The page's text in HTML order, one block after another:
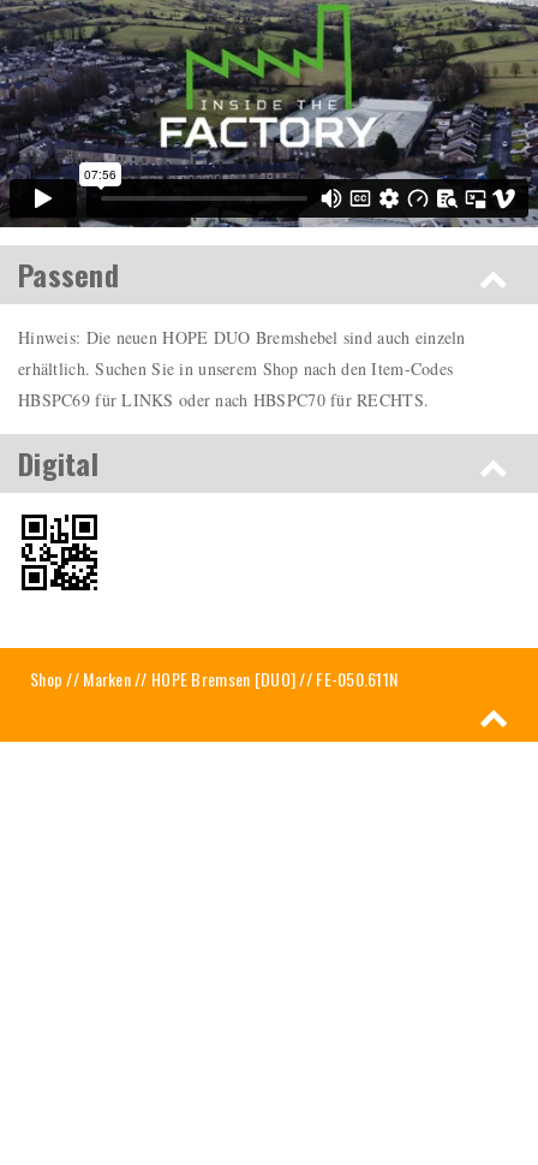
Passend
Hinweis: Die neuen HOPE DUO Bremshebel sind auch einzeln
erhältlich. Suchen Sie in unserem Shop nach den Item-Codes
HBSPC69 für LINKS oder nach HBSPC70 für RECHTS.
Digital
Shop//Marken// HOPE Bremsen [DUO]// FE-050.611N